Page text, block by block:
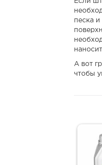
песка
А вот
чтобы